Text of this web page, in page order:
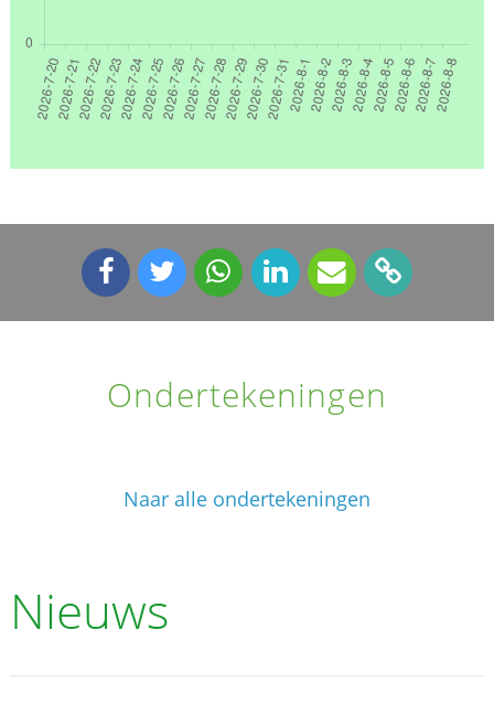
Ondertekeningen
Naar alle ondertekeningen
Nieuws